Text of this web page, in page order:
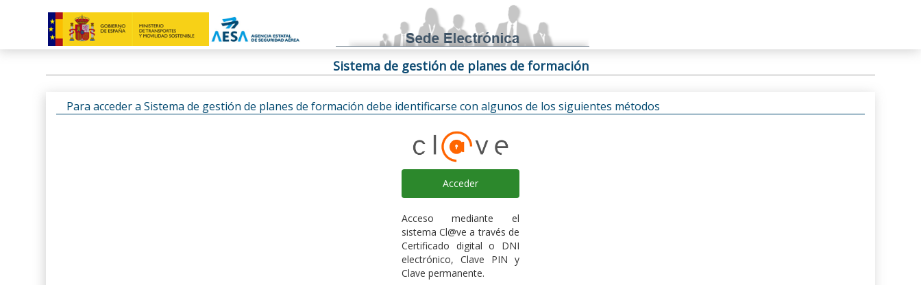
Sistema de gestión de planes de formación
Para acceder a Sistema de gestión de planes de formación debe identificarse con algunos de los siguientes métodos
Acceder
Acceso mediante el
sistema Cl@ve a través de
Certificado digital o DNI
electrónico, Clave PIN y
Clave permanente.